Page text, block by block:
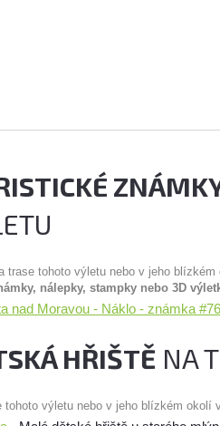
trase tohoto výletu nebo v jeho
nálepky, stampky nebo 3D
nad Moravou - Náklo - známka
HŘIŠTĚ NA
tohoto výletu nebo v jeho blízkém okolí